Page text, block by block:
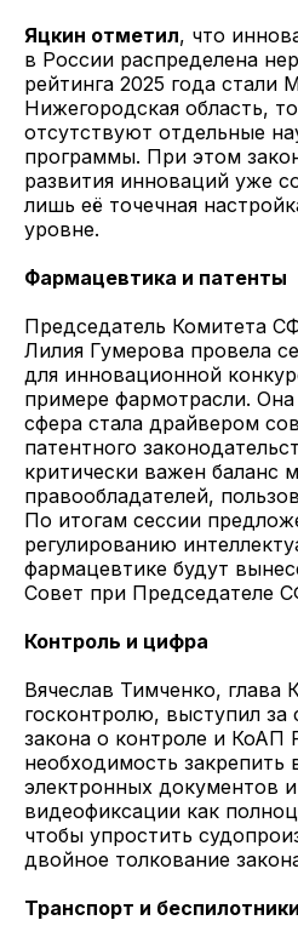
Яцкин отметил, что
в России распределена
рейтинга 2025 года стали
Нижегородская область,
отсутствуют отдельные
программы. При этом
развития инноваций уже
лишь её точечная
уровне.
Фармацевтика и патенты
Председатель Комитета
Лилия Гумерова провела
для инновационной
примере фармотрасли. Она
сфера стала драйвером
патентного
критически важен баланс
правообладателей,
По итогам сессии
регулированию
фармацевтике будут
Совет при Председателе
Контроль и цифра
Вячеслав Тимченко, глава
госконтролю, выступил
закона о контроле и КоАП
необходимость закрепить
электронных документов
видеофиксации как
чтобы упростить
двойное толкование
Транспорт и беспилотники